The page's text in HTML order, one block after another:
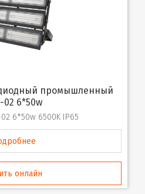
02 6*50w
02 6*50w 6500K IP65
онлайн